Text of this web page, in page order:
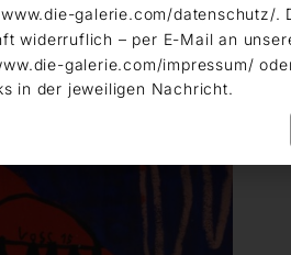
galerie.com/datenschutz/.
widerruflich – per E-Mail an
galerie.com/impressum/
in der jeweiligen Nachricht.